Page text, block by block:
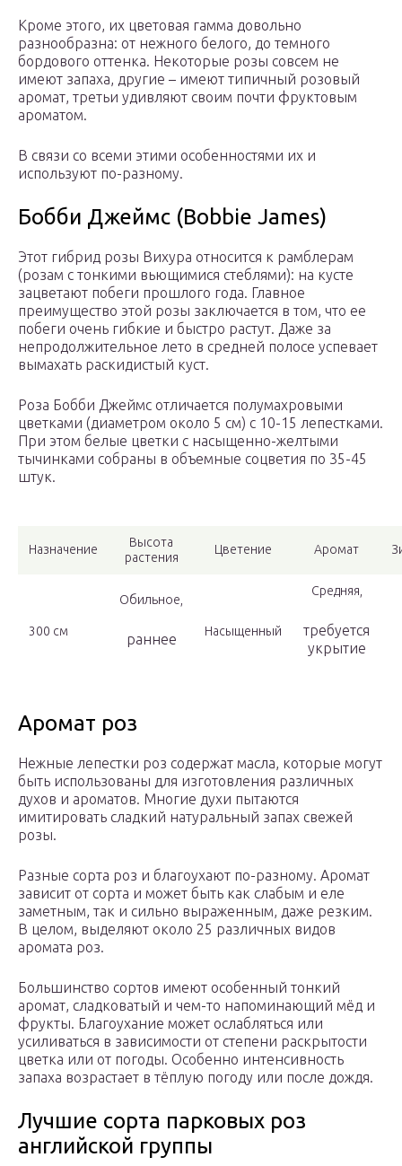
Кроме этого, их цветовая гамма довольно
разнообразна: от нежного белого, до темного
бордового оттенка. Некоторые розы совсем не
имеют запаха, другие – имеют типичный розовый
аромат, третьи удивляют своим почти фруктовым
ароматом.
В связи со всеми этими особенностями их и
используют по-разному.
Бобби Джеймс (Bobbie James)
Этот гибрид розы Вихура относится к рамблерам
(розам с тонкими вьющимися стеблями): на кусте
зацветают побеги прошлого года. Главное
преимущество этой розы заключается в том, что ее
побеги очень гибкие и быстро растут. Даже за
непродолжительное лето в средней полосе успевает
вымахать раскидистый куст.
Роза Бобби Джеймс отличается полумахровыми
цветками (диаметром около 5 см) с 10-15 лепестками.
При этом белые цветки с насыщенно-желтыми
тычинками собраны в объемные соцветия по 35-45
штук.
Назначение
Высота
растения
Цветение Аромат
300 см
Обильное,
раннее Насыщенный
Средняя,
требуется
укрытие
Аромат роз
Нежные лепестки роз содержат масла, которые могут
быть использованы для изготовления различных
духов и ароматов. Многие духи пытаются
имитировать сладкий натуральный запах свежей
розы.
Разные сорта роз и благоухают по-разному. Аромат
зависит от сорта и может быть как слабым и еле
заметным, так и сильно выраженным, даже резким.
В целом, выделяют около 25 различных видов
аромата роз.
Большинство сортов имеют особенный тонкий
аромат, сладковатый и чем-то напоминающий мёд и
фрукты. Благоухание может ослабляться или
усиливаться в зависимости от степени раскрытости
цветка или от погоды. Особенно интенсивность
запаха возрастает в тёплую погоду или после дождя.
Лучшие сорта парковых роз
английской группы